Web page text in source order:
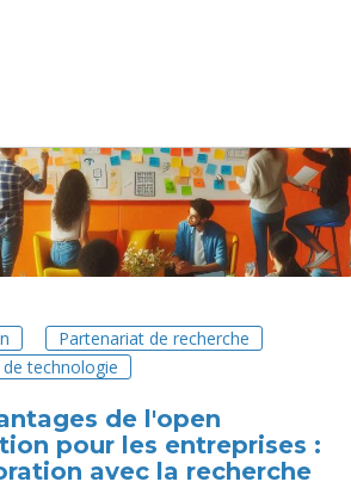
Partenariat de recherche
technologie
de l'open
pour les entreprises :
avec la recherche